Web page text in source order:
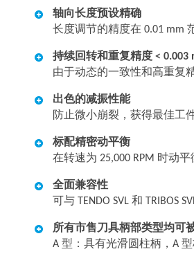
轴向长度预设精确
长度调节的精度在 0.01 mm
持续回转和重复精度 < 0.003
由于动态的一致性和高重复
出色的减振性能
防止微小崩裂，获得最佳工
标配精密动平衡
在转速为 25,000 RPM 时动
全面兼容性
可与 TENDO SVL 和 TRIBOS
所有市售刀具柄部类型均可
A 型：具有光滑圆柱柄，A 型